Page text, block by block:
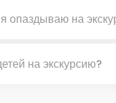
опаздываю на
на экскурсию?